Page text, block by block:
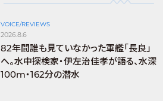
VOICE/REVIEWS
2026.8.6
82年間誰も見ていなかった軍艦「長良」
へ。水中探検家・伊左治佳孝が語る、水深
100m・162分の潜水